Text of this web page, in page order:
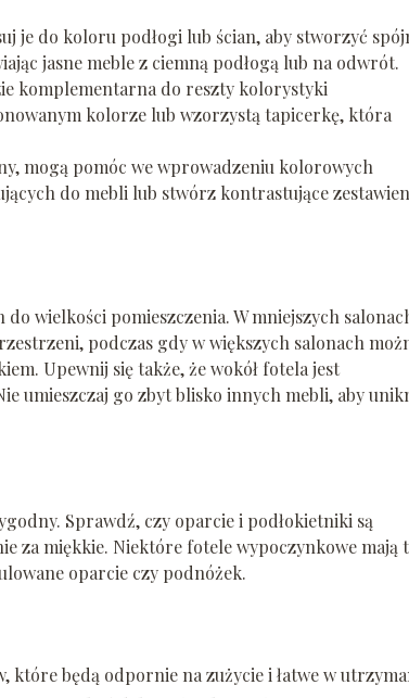
je do koloru podłogi lub ścian, aby stworzyć
jasne meble z ciemną podłogą lub na odwrót.
komplementarna do reszty kolorystyki
kolorze lub wzorzystą tapicerkę, która
mogą pomóc we wprowadzeniu kolorowych
do mebli lub stwórz kontrastujące
wielkości pomieszczenia. W mniejszych
podczas gdy w większych salonach
Upewnij się także, że wokół fotela jest
umieszczaj go zbyt blisko innych mebli, aby
Sprawdź, czy oparcie i podłokietniki są
za miękkie. Niektóre fotele wypoczynkowe mają
oparcie czy podnóżek.
które będą odpornie na zużycie i łatwe w